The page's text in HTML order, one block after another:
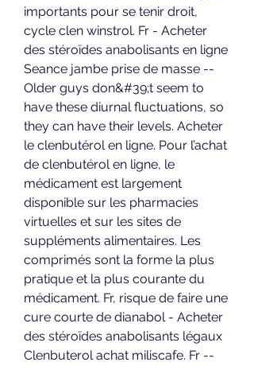
importants pour se tenir droit,
cycle clen winstrol. Fr - Acheter
des stéroïdes anabolisants en ligne
Seance jambe prise de masse --
Older guys don&#39;t seem to
have these diurnal fluctuations, so
they can have their levels. Acheter
le clenbutérol en ligne. Pour l’achat
de clenbutérol en ligne, le
médicament est largement
disponible sur les pharmacies
virtuelles et sur les sites de
suppléments alimentaires. Les
comprimés sont la forme la plus
pratique et la plus courante du
médicament. Fr, risque de faire une
cure courte de dianabol - Acheter
des stéroïdes anabolisants légaux
Clenbuterol achat miliscafe. Fr --